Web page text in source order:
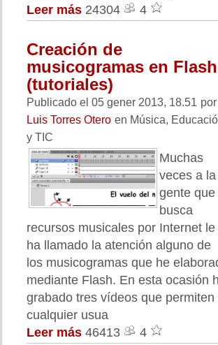
Leer más 24304 4
Creación de
musicogramas en Flash
(tutoriales)
Publicado el 05 gener 2013, 18.51 por
Luis Torres Otero en Música,
y TIC
Muchas
veces a la
gente que
busca
recursos musicales por Internet le
ha llamado la atención alguno de
los musicogramas que he
mediante Flash. En esta ocasión
grabado tres vídeos que permiten
cualquier usua
Leer más 46413 4